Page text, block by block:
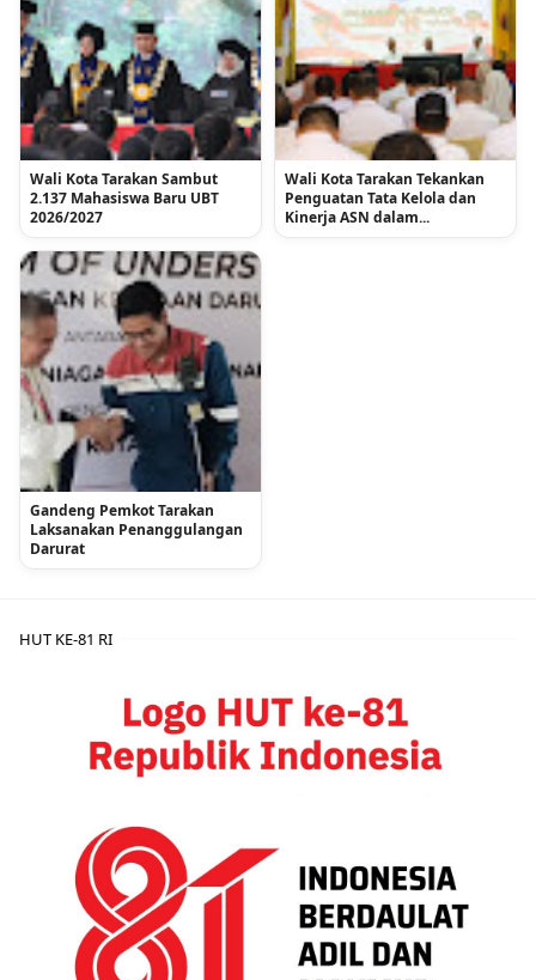
Wali Kota Tarakan Sambut
2.137 Mahasiswa Baru UBT
2026/2027
Wali Kota Tarakan Tekankan
Penguatan Tata Kelola dan
Kinerja ASN dalam...
Gandeng Pemkot Tarakan
Laksanakan Penanggulangan
Darurat
HUT KE-81 RI